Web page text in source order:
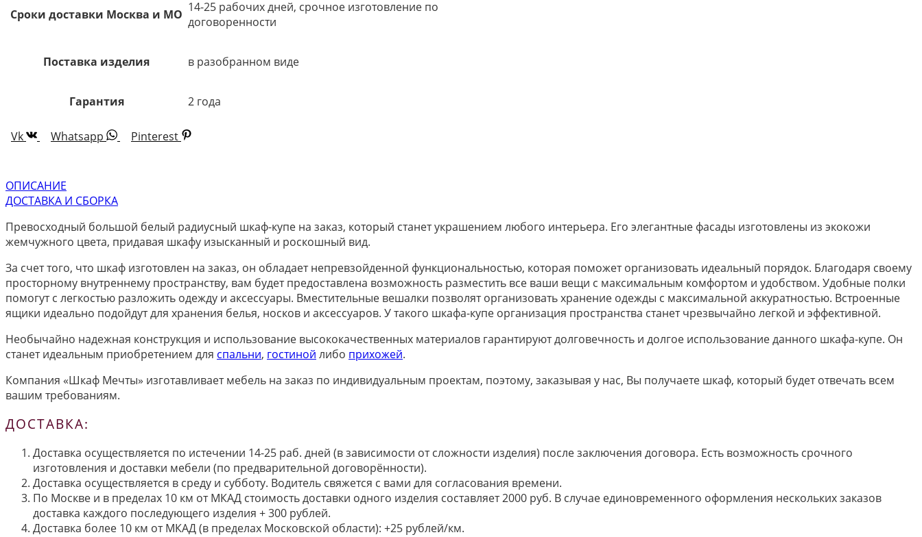
Сроки доставки Москва и МО 14-25 рабочих дней, срочное изготовление по
договоренности
Поставка изделия в разобранном виде
Гарантия 2 года
Vk Whatsapp Pinterest
ОПИСАНИЕ
ДОСТАВКА И СБОРКА
Превосходный большой белый радиусный шкаф-купе на заказ, который станет украшением любого интерьера. Его элегантные фасады изготовлены из экокожи
жемчужного цвета, придавая шкафу изысканный и роскошный вид.
За счет того, что шкаф изготовлен на заказ, он обладает непревзойденной функциональностью, которая поможет организовать идеальный порядок. Благодаря своему
просторному внутреннему пространству, вам будет предоставлена возможность разместить все ваши вещи с максимальным комфортом и удобством. Удобные полки
помогут с легкостью разложить одежду и аксессуары. Вместительные вешалки позволят организовать хранение одежды с максимальной аккуратностью. Встроенные
ящики идеально подойдут для хранения белья, носков и аксессуаров. У такого шкафа-купе организация пространства станет чрезвычайно легкой и эффективной.
Необычайно надежная конструкция и использование высококачественных материалов гарантируют долговечность и долгое использование данного шкафа-купе. Он
станет идеальным приобретением для спальни, гостиной либо прихожей.
Компания «Шкаф Мечты» изготавливает мебель на заказ по индивидуальным проектам, поэтому, заказывая у нас, Вы получаете шкаф, который будет отвечать всем
вашим требованиям.
ДОСТАВКА:
Доставка осуществляется по истечении 14-25 раб. дней (в зависимости от сложности изделия) после заключения договора. Есть возможность срочного
изготовления и доставки мебели (по предварительной договорённости).
Доставка осуществляется в среду и субботу. Водитель свяжется с вами для согласования времени.
По Москве и в пределах 10 км от МКАД стоимость доставки одного изделия составляет 2000 руб. В случае единовременного оформления нескольких заказов
доставка каждого последующего изделия + 300 рублей.
Доставка более 10 км от МКАД (в пределах Московской области): +25 рублей/км.